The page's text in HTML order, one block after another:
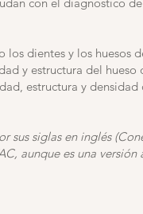
los dientes y los huesos
y estructura del hueso
estructura y densidad
sus siglas en inglés
aunque es una versión